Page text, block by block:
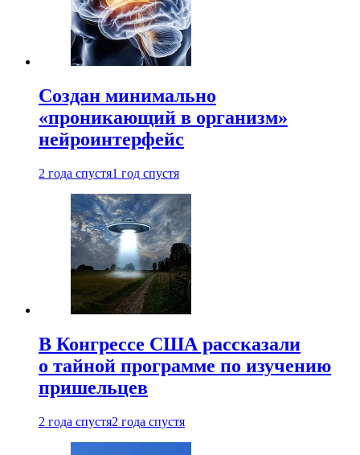
Создан минимально
«проникающий в организм»
нейроинтерфейс
2 года спустя1 год спустя
В Конгрессе США рассказали
о тайной программе по изучению
пришельцев
2 года спустя2 года спустя